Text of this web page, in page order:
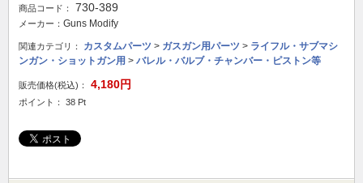
商品コード： 730-389
メーカー： Guns Modify
関連カテゴリ： カスタムパーツ > ガスガン用パーツ > ライフル・サブマシ
ンガン・ショットガン用 > バレル・バルブ・チャンバー・ピストン等
販売価格(税込)： 4,180円
ポイント： 38 Pt